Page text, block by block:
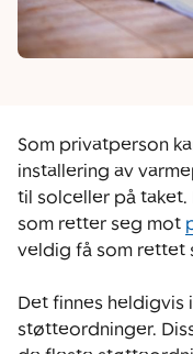
Som privatperson
installering av
til solceller på
som retter seg mot
veldig få som rettet
Det finnes
støtteordninger.